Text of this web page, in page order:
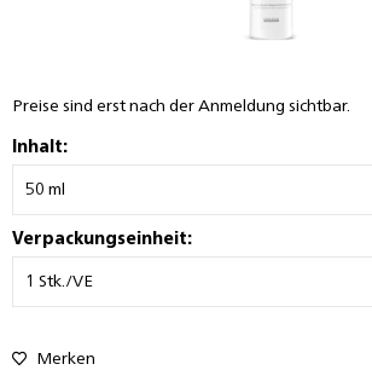
Preise sind erst nach der Anmeldung sichtbar.
Inhalt:
Verpackungseinheit:
Merken